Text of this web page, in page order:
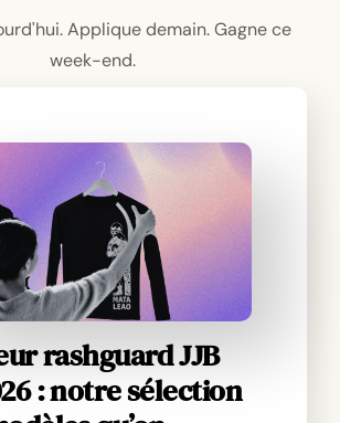
Applique demain. Gagne ce
week-end.
rashguard JJB
: notre sélection